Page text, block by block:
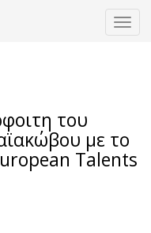
του
με το
Talents